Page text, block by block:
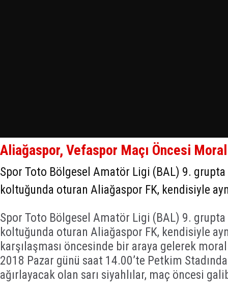
Aliağaspor, Vefaspor Maçı Öncesi
Spor Toto Bölgesel Amatör Ligi (BAL) 9.
koltuğunda oturan Aliağaspor FK, kendisiyle
Spor Toto Bölgesel Amatör Ligi (BAL) 9.
koltuğunda oturan Aliağaspor FK, kendisiyle
karşılaşması öncesinde bir araya gelerek
2018 Pazar günü saat 14.00’te Petkim
ağırlayacak olan sarı siyahlılar, maç öncesi